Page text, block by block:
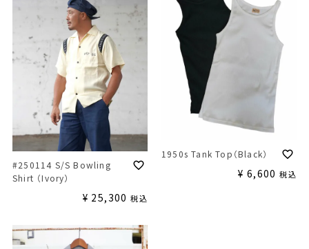
#250114 S/S Bowling
Shirt （Ivory）
¥ 25,300 税込
1950s Tank Top（Black）
¥ 6,600 税込